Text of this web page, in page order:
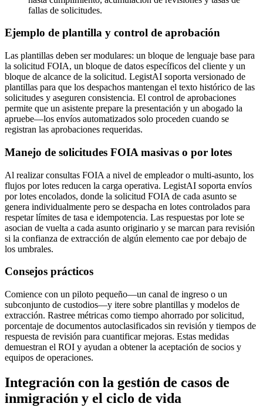
fallas de solicitudes.
Ejemplo de plantilla y control de aprobación
Las plantillas deben ser modulares: un bloque de lenguaje base para
la solicitud FOIA, un bloque de datos específicos del cliente y un
bloque de alcance de la solicitud. LegistAI soporta versionado de
plantillas para que los despachos mantengan el texto histórico de las
solicitudes y aseguren consistencia. El control de aprobaciones
permite que un asistente prepare la presentación y un abogado la
apruebe—los envíos automatizados solo proceden cuando se
registran las aprobaciones requeridas.
Manejo de solicitudes FOIA masivas o por lotes
Al realizar consultas FOIA a nivel de empleador o multi-asunto, los
flujos por lotes reducen la carga operativa. LegistAI soporta envíos
por lotes encolados, donde la solicitud FOIA de cada asunto se
genera individualmente pero se despacha en lotes controlados para
respetar límites de tasa e idempotencia. Las respuestas por lote se
asocian de vuelta a cada asunto originario y se marcan para revisión
si la confianza de extracción de algún elemento cae por debajo de
los umbrales.
Consejos prácticos
Comience con un piloto pequeño—un canal de ingreso o un
subconjunto de custodios—y itere sobre plantillas y modelos de
extracción. Rastree métricas como tiempo ahorrado por solicitud,
porcentaje de documentos autoclasificados sin revisión y tiempos de
respuesta de revisión para cuantificar mejoras. Estas medidas
demuestran el ROI y ayudan a obtener la aceptación de socios y
equipos de operaciones.
Integración con la gestión de casos de
inmigración y el ciclo de vida